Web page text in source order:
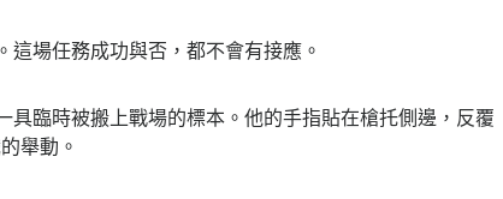
場任務成功與否，都不會有接應。
臨時被搬上戰場的標本。他的手指貼在槍托側邊，反覆
舉動。